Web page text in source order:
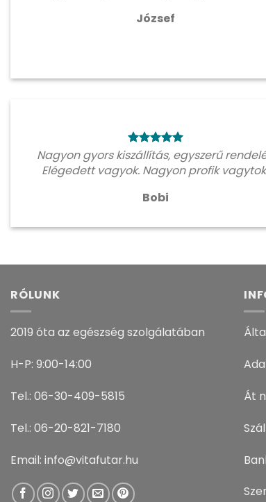
József
Nagyon gyors kiszállítás, egyszerű
Elégedett vagyok. Nagyon profik
Bobi
RÓLUNK
2019 óta az egészség szolgálatában
H-P: 9:00-14:00
Tel.: 06-30-409-5815
Tel.: 06-20-821-7180
Email: info@vitafutar.hu
Át